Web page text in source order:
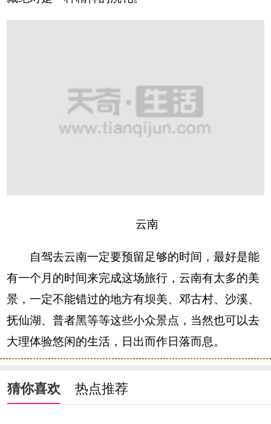
云南
自驾去云南一定要预留足够的时间，最好是能
有一个月的时间来完成这场旅行，云南有太多的美
景，一定不能错过的地方有坝美、邓古村、沙溪、
抚仙湖、普者黑等等这些小众景点，当然也可以去
大理体验悠闲的生活，日出而作日落而息。
猜你喜欢 热点推荐